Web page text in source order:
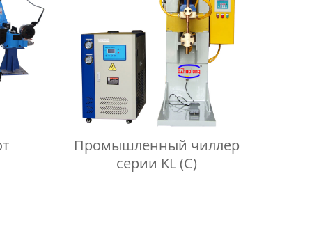
Промышленный чиллер
серии KL (C)